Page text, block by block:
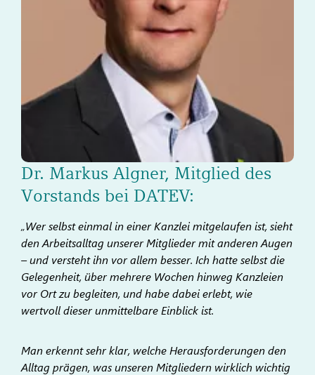
Dr. Markus Algner, Mitglied des
Vorstands bei DATEV:
„Wer selbst einmal in einer Kanzlei mitgelaufen ist, sieht
den Arbeitsalltag unserer Mitglieder mit anderen Augen
– und versteht ihn vor allem besser. Ich hatte selbst die
Gelegenheit, über mehrere Wochen hinweg Kanzleien
vor Ort zu begleiten, und habe dabei erlebt, wie
wertvoll dieser unmittelbare Einblick ist.
Man erkennt sehr klar, welche Herausforderungen den
Alltag prägen, was unseren Mitgliedern wirklich wichtig